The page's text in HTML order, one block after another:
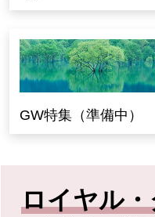
GW特集（準備中）
ロイヤル